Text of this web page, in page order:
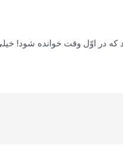
که در اوّل وقت خوانده شود!